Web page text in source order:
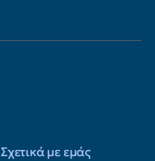
Σχετικά με εμάς